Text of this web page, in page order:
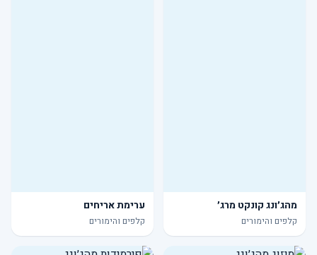
מהג׳ונג קונקט מרג׳
קלפים והימורים
ערימת אריחים
קלפים והימורים